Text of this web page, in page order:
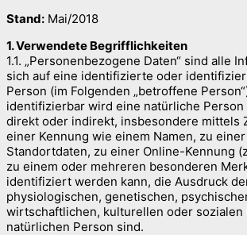
Stand: Mai/2018
1. Verwendete Begrifflichkeiten
1.1. „Personenbezogene Daten“ sind alle
sich auf eine identifizierte oder
Person (im Folgenden „betroffene
identifizierbar wird eine natürliche Person
direkt oder indirekt, insbesondere mittels
einer Kennung wie einem Namen, zu
Standortdaten, zu einer Online-Kennung
zu einem oder mehreren besonderen
identifiziert werden kann, die Ausdruck
physiologischen, genetischen,
wirtschaftlichen, kulturellen oder sozialen
natürlichen Person sind.